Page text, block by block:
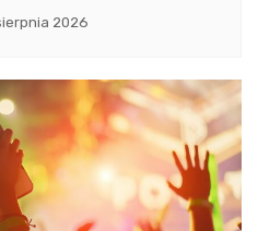
2026